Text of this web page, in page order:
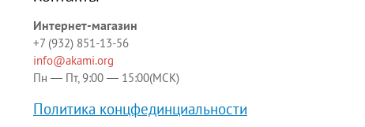
Интернет-магазин
+7 (932) 851-13-56
info@akami.org
Пн — Пт, 9:00 — 15:00(МСК)
Политика концфединциальности